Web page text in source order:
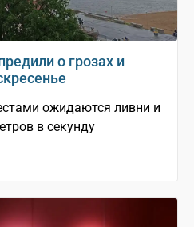
о грозах и
ожидаются ливни и
в секунду